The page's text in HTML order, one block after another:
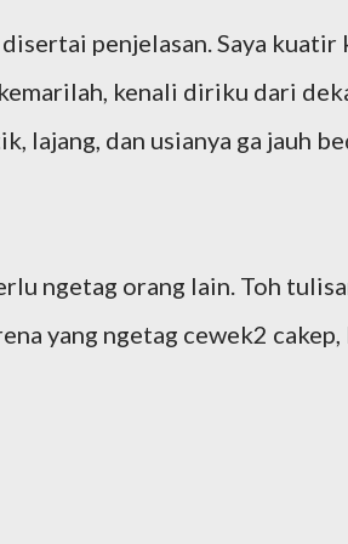
penjelasan. Saya kuatir
kenali diriku dari
lajang, dan usianya ga jauh
ngetag orang lain. Toh
yang ngetag cewek2 cakep,